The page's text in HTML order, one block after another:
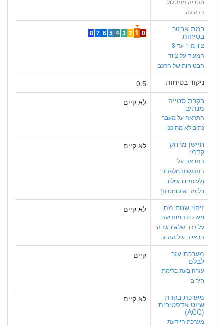
הנהיגה
רמת אבזור
בטיחות
ציון מ-1 עד 8
המעיד על ציוד
הבטיחות של הרכב
0
1
2
3
4
5
6
7
8
ניקוד בטיחות
0.5
בקרת סטייה
מנתיב
התראה על מעבר
נתיב לא מתוכנן
לא קיים
חיישן מרחק
קדמי
התראה על
התנגשות מלפנים
(לעיתים בשילוב
בלימה אוטומטית)
לא קיים
זיהוי שטח מת
מערכת המתריעה
על רכב שלא בשדה
הראייה של הנהג
לא קיים
מערכת עזר
לבלם
עזרה בעת בלימת
חירום
קיים
מערכת בקרת
שיוט אדפטיבית
(ACC)
מערכת היודעת
לא קיים